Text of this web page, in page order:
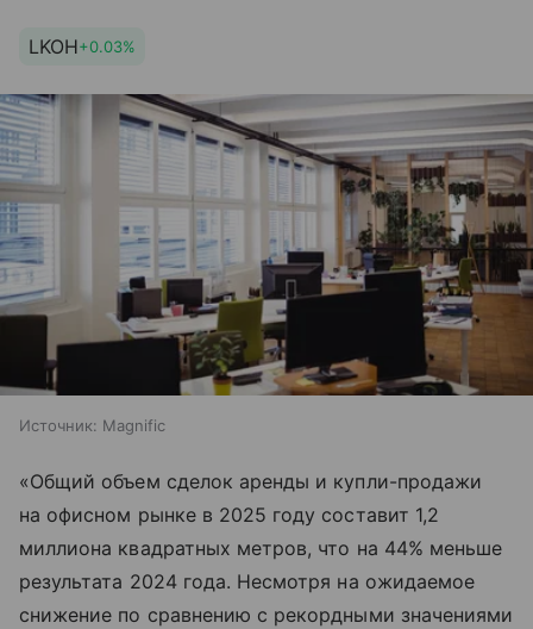
LKOH+0.03%
Источник: Magnific
«Общий объем сделок аренды и купли-продажи
на офисном рынке в 2025 году составит 1,2
миллиона квадратных метров, что на 44% меньше
результата 2024 года. Несмотря на ожидаемое
снижение по сравнению с рекордными значениями